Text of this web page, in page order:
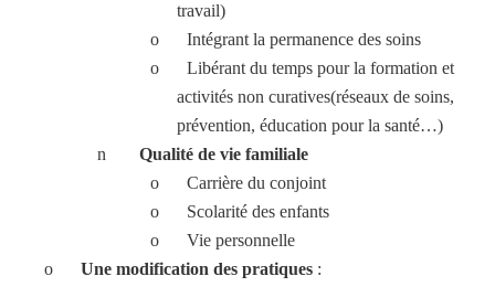
travail)
o
Intégrant la permanence des soins
o
Libérant du temps pour la formation et
activités non curatives(réseaux de soins,
prévention, éducation pour la santé…)
n
Qualité de vie familiale
o
Carrière du conjoint
o
Scolarité des enfants
o
Vie personnelle
o
Une modification des pratiques :